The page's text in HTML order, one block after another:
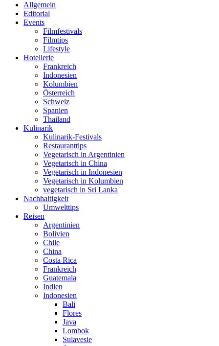
Allgemein
Editorial
Events
Filmfestivals
Filmtips
Lifestyle
Hotellerie
Frankreich
Indonesien
Kolumbien
Österreich
Schweiz
Spanien
Thailand
Kulinarik
Kulinarik-Festivals
Restauranttips
Vegetarisch in Argentinien
Vegetarisch in China
Vegetarisch in Indonesien
Vegetarisch in Kolumbien
vegetarisch in Sri Lanka
Nachhaltigkeit
Umwelttips
Reisen
Argentinien
Bolivien
Chile
China
Costa Rica
Frankreich
Guatemala
Indien
Indonesien
Bali
Flores
Java
Lombok
Sulavesie